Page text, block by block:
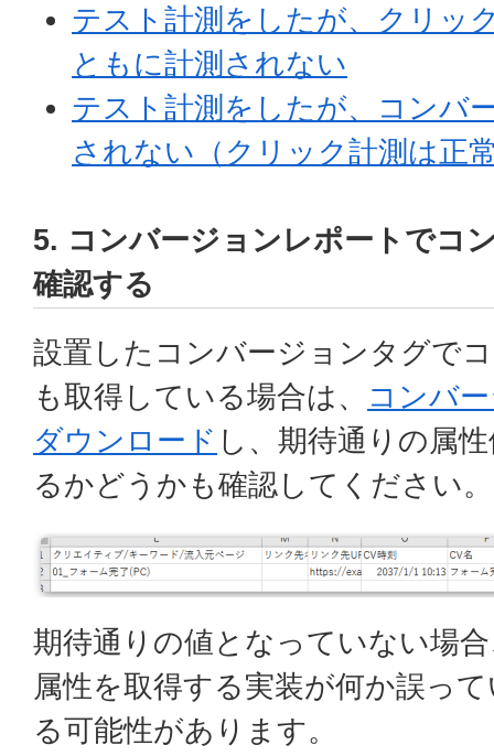
テスト計測をしたが、クリッ
ともに計測されない
テスト計測をしたが、コンバ
されない（クリック計測は正
5. コンバージョンレポートでコ
確認する
設置したコンバージョンタグで
も取得している場合は、
コンバ
ダウンロード し、期待通りの属
るかどうかも確認してください。
期待通りの値となっていない場
属性を取得する実装が何か誤っ
る可能性があります。